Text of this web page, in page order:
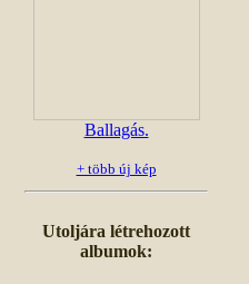
Ballagás.
+ több új kép
Utoljára létrehozott
albumok: